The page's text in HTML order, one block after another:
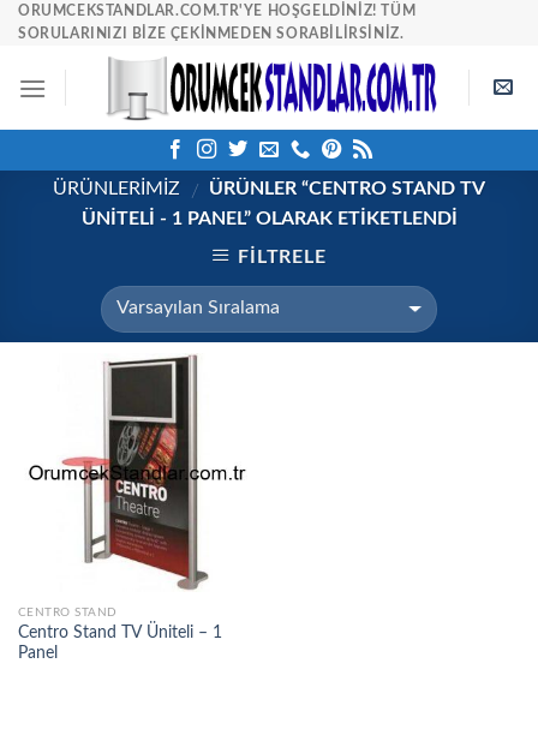
SkipORUMCEKSTANDLAR.COM.TR'YE HOŞGELDINIZ! TÜM
SORULARINIZI BIZE ÇEKINMEDEN SORABILIRSINIZ.
ÜRÜNLERİMİZ /
ÜRÜNLER “CENTRO STAND TV
ÜNITELI - 1 PANEL” OLARAK ETIKETLENDI
FILTRELE
CENTRO STAND
Centro Stand TV Üniteli – 1
Panel